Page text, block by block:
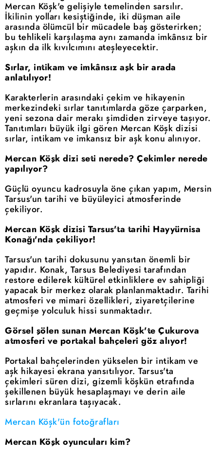
Mercan Köşk'e gelişiyle temelinden sarsılır.
İkilinin yolları kesiştiğinde, iki düşman aile
arasında ölümcül bir mücadele baş gösterirken;
bu tehlikeli karşılaşma aynı zamanda imkânsız bir
aşkın da ilk kıvılcımını ateşleyecektir.
Sırlar, intikam ve imkânsız aşk bir arada
anlatılıyor!
Karakterlerin arasındaki çekim ve hikayenin
merkezindeki sırlar tanıtımlarda göze çarparken,
yeni sezona dair merakı şimdiden zirveye taşıyor.
Tanıtımları büyük ilgi gören Mercan Köşk dizisi
sırlar, intikam ve imkansız bir aşk konu alınıyor.
Mercan Köşk dizi seti nerede? Çekimler nerede
yapılıyor?
Güçlü oyuncu kadrosuyla öne çıkan yapım, Mersin
Tarsus'un tarihi ve büyüleyici atmosferinde
çekiliyor.
Mercan Köşk dizisi Tarsus'ta tarihi Hayyürnisa
Konağı'nda çekiliyor!
Tarsus'un tarihi dokusunu yansıtan önemli bir
yapıdır. Konak, Tarsus Belediyesi tarafından
restore edilerek kültürel etkinliklere ev sahipliği
yapacak bir merkez olarak planlanmaktadır. Tarihi
atmosferi ve mimari özellikleri, ziyaretçilerine
geçmişe yolculuk hissi sunmaktadır.
Görsel şölen sunan Mercan Köşk'te Çukurova
atmosferi ve portakal bahçeleri göz alıyor!
Portakal bahçelerinden yükselen bir intikam ve
aşk hikayesi ekrana yansıtılıyor. Tarsus'ta
çekimleri süren dizi, gizemli köşkün etrafında
şekillenen büyük hesaplaşmayı ve derin aile
sırlarını ekranlara taşıyacak.
Mercan Köşk'ün fotoğrafları
Mercan Köşk oyuncuları kim?